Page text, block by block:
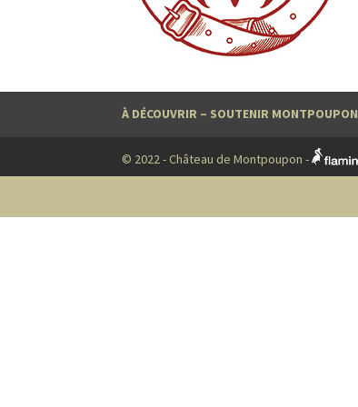
À DÉCOUVRIR – SOUTENIR MONTPOUPON
© 2022 - Château de Montpoupon -